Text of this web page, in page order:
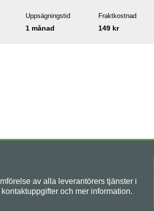
Uppsägningstid
1 månad
Fraktkostnad
149 kr
av alla leverantörers tjänster i
kontaktuppgifter och mer information.